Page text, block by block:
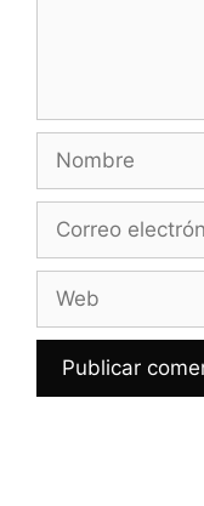
electrónico